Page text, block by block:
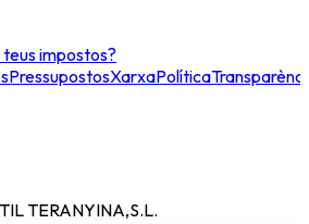
teus impostos?
PressupostosXarxaPolítica
TERANYINA,S.L.